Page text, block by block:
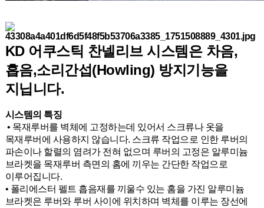
KD 어쿠스틱 찬넬리브 시스템은 차음,
흡음,소리간섭(Howling) 방지기능을
지닙니다.
시스템의 특징
• 목재루버를 벽체에 고정하는데 있어서 스크류나 옷을
목재루버에 사용하지 않습니다. 스크류 작업으로 인한 루버의
파손이나 할렬의 염려가 전혀 없으며 루버의 고정은 알루미늄
브라켓을 목재루버 측면의 홈에 끼우는 간단한 작업으로
이루어집니다.
• 폴리에스터 펠트 흡음재를 끼울수 있는 홈을 가진 알루미늄
브라켓은 루버와 루버 사이에 위치하며 벽체를 이루는 장선에